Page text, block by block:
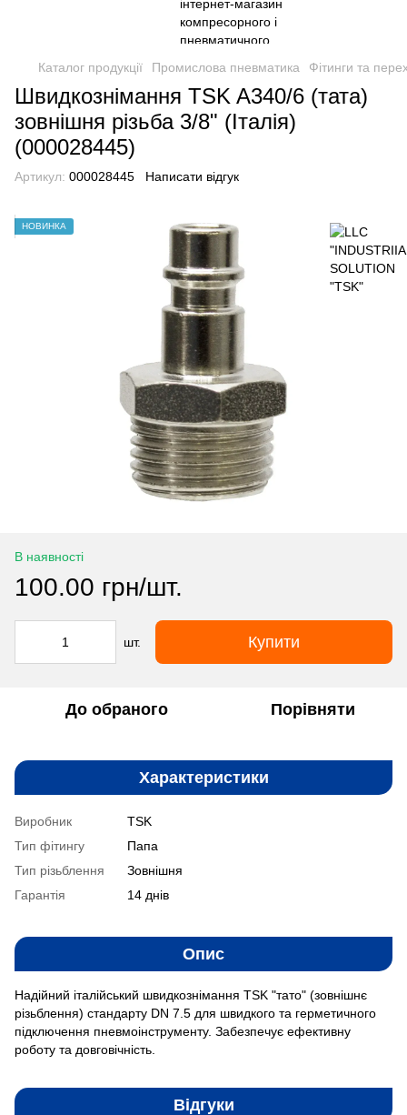
Каталог продукції Промислова пневматика Фітинги та
Швидкознімання TSK A340/6 (тата)
зовнішня різьба 3/8" (Італія)
(000028445)
Артикул: 000028445 Написати відгук
НОВИНКА
В наявності
100.00 грн/шт.
шт. Купити
До обраного Порівняти
Характеристики
Виробник
TSK
Тип фітингу
Папа
Тип різьблення
Зовнішня
Гарантія
14 днів
Опис
Надійний італійський швидкознімання TSK "тато" (зовнішнє
різьблення) стандарту DN 7.5 для швидкого та герметичного
підключення пневмоінструменту. Забезпечує ефективну
роботу та довговічність.
Відгуки